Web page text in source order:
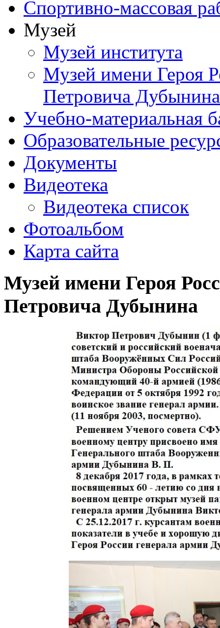
Спортивно-массовая
Музей
Музей института
Музей имени Героя
Петровича Дубынина
Учебно-материальная
Образовательные
Документы
Видеотека
Видеотека список
Фотоальбом
Карта сайта
Музей имени Героя
Петровича Дубынина